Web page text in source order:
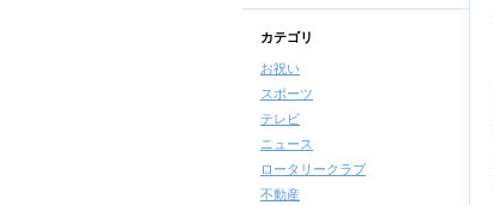
カテゴリ
お祝い
スポーツ
テレビ
ニュース
ロータリークラブ
不動産